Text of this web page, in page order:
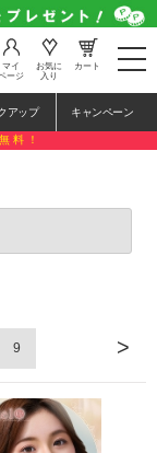
t
o
e
n
t
マイ
ージ
お気に
入り
カート
アップ キャンペーン
料！
>
9